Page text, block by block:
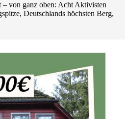
von ganz oben: Acht Aktivisten
Deutschlands höchsten Berg,